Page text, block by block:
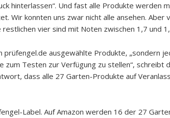
hinterlassen“. Und fast alle Produkte werden
Wir konnten uns zwar nicht alle ansehen. Aber
vier sind mit Noten zwischen 1,7 und
ausgewählte Produkte, „sondern
zum Testen zur Verfügung zu stellen“, schreibt
dass alle 27 Garten-Produkte auf
Label. Auf Amazon werden 16 der 27